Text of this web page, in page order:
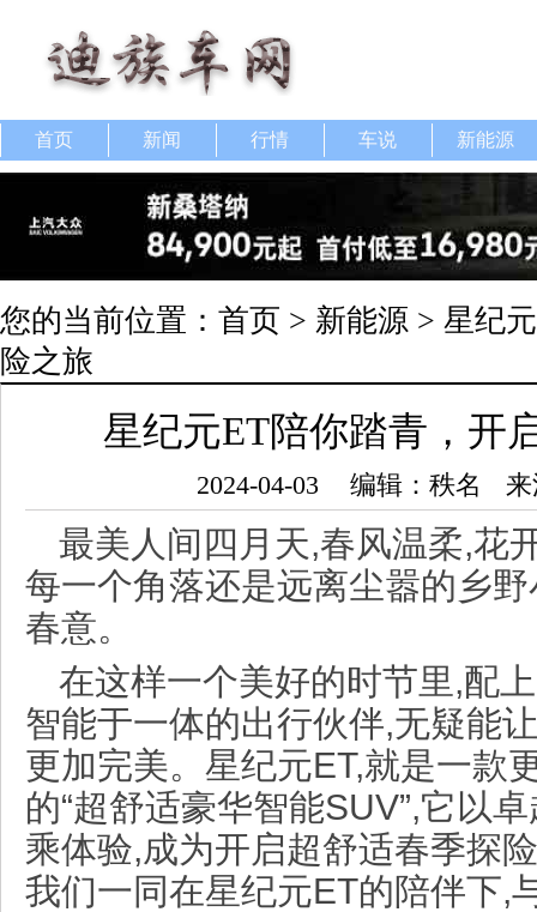
首页 新闻 行情 车说 新能源
您的当前位置： 首页 > 新能源 > 星纪
险之旅
星纪元ET陪你踏青，开
2024-04-03 编辑：秩名
最美人间四月天,春风温柔,花
每一个角落还是远离尘嚣的乡
春意。
在这样一个美好的时节里,配
智能于一体的出行伙伴,无疑能
更加完美。星纪元ET,就是一款
的“超舒适豪华智能SUV”,它以
乘体验,成为开启超舒适春季探
我们一同在星纪元ET的陪伴下,